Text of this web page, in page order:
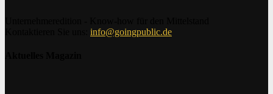
info@goingpublic.de